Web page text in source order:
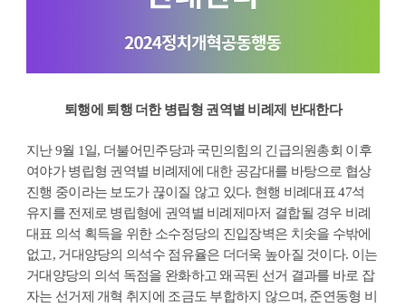
퇴행에 퇴행 더한 병립형 권역별 비례제 반대한다
지난 9월 1일, 더불어민주당과 국민의힘의 긴급의원총회 이후
여야가 병립형 권역별 비례제에 대한 공감대를 바탕으로 협상
진행 중이라는 보도가 끊이질 않고 있다. 현행 비례대표 47석
유지를 전제로 병립형에 권역별 비례제마저 결합될 경우 비례
대표 의석 획득을 위한 소수정당의 진입장벽은 치솟을 수밖에
없고, 거대양당의 의석수 점유율은 더더욱 높아질 것이다. 이는
거대양당의 의석 독점을 완화하고 왜곡된 선거 결과를 바로 잡
자는 선거제 개혁 취지에 조금도 부합하지 않으며, 준연동형 비